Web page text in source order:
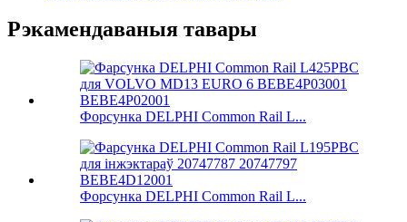
Рэкамендаваныя тавары
Форсунка DELPHI Common Rail L...
Форсунка DELPHI Common Rail L...